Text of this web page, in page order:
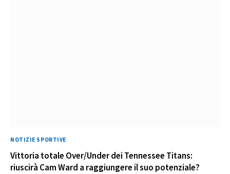
NOTIZIE SPORTIVE
Vittoria totale Over/Under dei Tennessee Titans:
riuscirà Cam Ward a raggiungere il suo potenziale?